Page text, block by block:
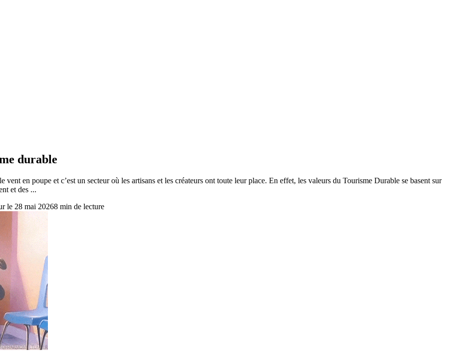
durable
en poupe et c’est un secteur où les artisans et les créateurs ont toute leur place. En effet, les valeurs du Tourisme Durable se basent sur
et des ...
le 28 mai 20268 min de lecture